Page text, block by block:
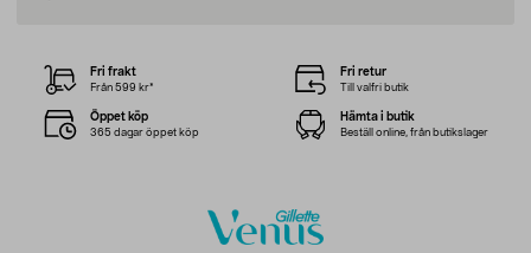
Fri frakt
Från 599 kr*
Fri retur
Till valfri butik
Öppet köp
365 dagar öppet köp
Hämta i butik
Beställ online, från butikslager